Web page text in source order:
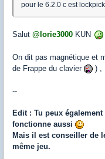
pour le 6.2.0 c est
Salut @lorie3000 KUN
On dit pas magnétique et
de Frappe du clavier
) ,
--
Edit : Tu peux
fonctionne aussi
Mais il est conseiller de
même jeu.